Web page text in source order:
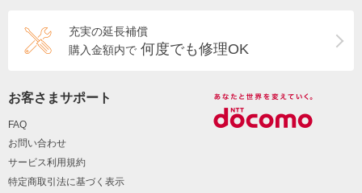
充実の延長補償
購入金額内で 何度でも修理OK
お客さまサポート
FAQ
お問い合わせ
サービス利用規約
特定商取引法に基づく表示